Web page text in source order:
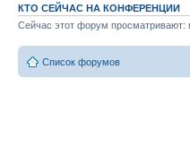
КТО СЕЙЧАС НА КОНФЕРЕНЦИИ
Сейчас этот форум просматривают:
Список форумов